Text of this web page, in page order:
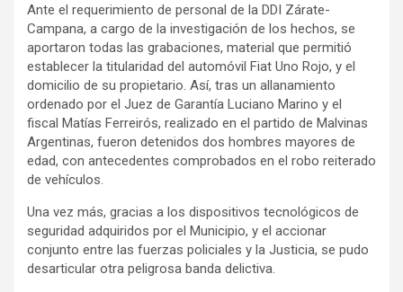
Ante el requerimiento de personal de la DDI Zárate-
Campana, a cargo de la investigación de los hechos, se
aportaron todas las grabaciones, material que permitió
establecer la titularidad del automóvil Fiat Uno Rojo, y el
domicilio de su propietario. Así, tras un allanamiento
ordenado por el Juez de Garantía Luciano Marino y el
fiscal Matías Ferreirós, realizado en el partido de Malvinas
Argentinas, fueron detenidos dos hombres mayores de
edad, con antecedentes comprobados en el robo reiterado
de vehículos.
Una vez más, gracias a los dispositivos tecnológicos de
seguridad adquiridos por el Municipio, y el accionar
conjunto entre las fuerzas policiales y la Justicia, se pudo
desarticular otra peligrosa banda delictiva.